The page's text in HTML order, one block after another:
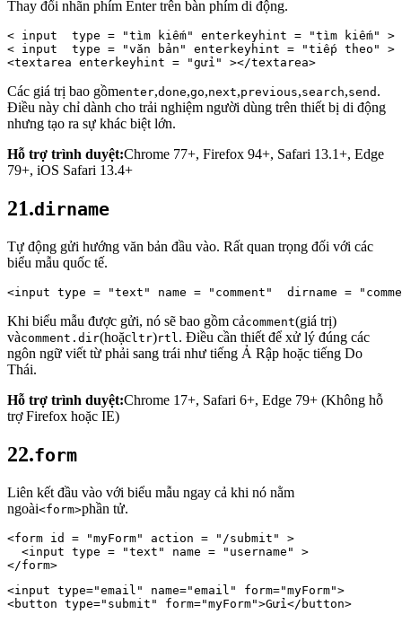
Thay đổi nhãn phím Enter trên bàn phím di động.
< input type = "tìm kiếm" enterkeyhint = "tìm kiếm"
>
< input type = "văn bản" enterkeyhint = "tiếp theo"
>
<textarea enterkeyhint =
"gửi" ></textarea>
Các giá trị bao gồmenter,done,go,next,previous,search,send .
Điều này chỉ dành cho trải nghiệm người dùng trên thiết bị di động
nhưng tạo ra sự khác biệt lớn.
Hỗ trợ trình duyệt:Chrome 77+, Firefox 94+, Safari 13.1+, Edge
79+, iOS Safari 13.4+
21.dirname
Tự động gửi hướng văn bản đầu vào. Rất quan trọng đối với các
biểu mẫu quốc tế.
<input type = "text" name = "comment" dirname =
Khi biểu mẫu được gửi, nó sẽ bao gồm cảcomment(giá trị)
vàcomment.dir(hoặcltr)rtl . Điều cần thiết để xử lý đúng các
ngôn ngữ viết từ phải sang trái như tiếng Ả Rập hoặc tiếng Do
Thái.
Hỗ trợ trình duyệt:Chrome 17+, Safari 6+, Edge 79+ (Không hỗ
trợ Firefox hoặc IE)
22.form
Liên kết đầu vào với biểu mẫu ngay cả khi nó nằm
ngoài<form>phần tử.
<form id = "myForm" action = "/submit"
>
  <input
type = "text" name = "username"
>
</form>
<input type="email" name="email" form="myForm">
<button type="submit" form="myForm">Gửi</button>